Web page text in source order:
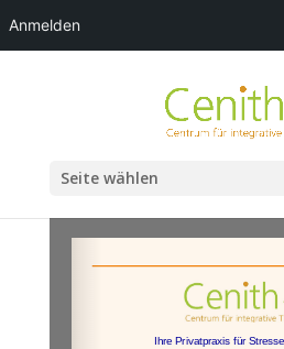
Anmelden
Seite wählen